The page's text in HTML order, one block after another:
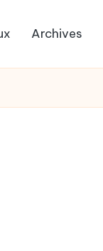
Archives